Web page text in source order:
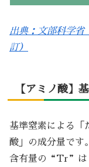
出典：文部科学
訂）
【アミノ酸】
基準窒素による「
酸」の成分量です。
含有量の“Tr”は